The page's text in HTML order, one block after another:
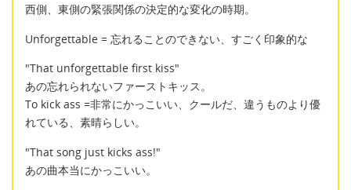
西側、東側の緊張関係の決定的な変化の時期。
Unforgettable = 忘れることのできない、すごく印象的な
"That unforgettable first kiss"
あの忘れられないファーストキッス。
To kick ass =非常にかっこいい、クールだ、違うものより優
れている、素晴らしい。
"That song just kicks ass!"
あの曲本当にかっこいい。